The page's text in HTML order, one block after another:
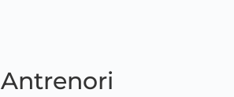
Antrenori